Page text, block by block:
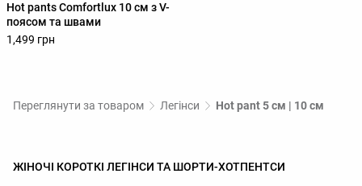
Hot pants Comfortlux 10 см з V-
поясом та швами
1,499 грн
Переглянути за товаром Легінси Hot pant 5 см | 10 см
ЖІНОЧІ КОРОТКІ ЛЕГІНСИ ТА ШОРТИ-ХОТПЕНТСИ